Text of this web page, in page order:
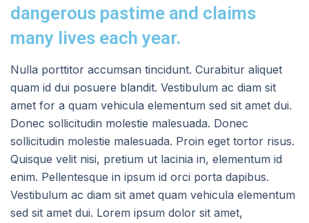
dangerous pastime and claims
many lives each year.
Nulla porttitor accumsan tincidunt. Curabitur aliquet
quam id dui posuere blandit. Vestibulum ac diam sit
amet for a quam vehicula elementum sed sit amet dui.
Donec sollicitudin molestie malesuada. Donec
sollicitudin molestie malesuada. Proin eget tortor risus.
Quisque velit nisi, pretium ut lacinia in, elementum id
enim. Pellentesque in ipsum id orci porta dapibus.
Vestibulum ac diam sit amet quam vehicula elementum
sed sit amet dui. Lorem ipsum dolor sit amet,